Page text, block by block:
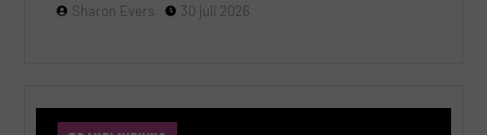
Sharon Evers 30 juli 2026